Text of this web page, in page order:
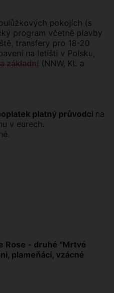
pokojích (s
program včetně plavby
transfery pro 18-20
na letišti v Polsku,
základní (NNW, KL a
platný průvodci na
v eurech.
Rose - druhé "Mrtvé
plameňáci, vzácné